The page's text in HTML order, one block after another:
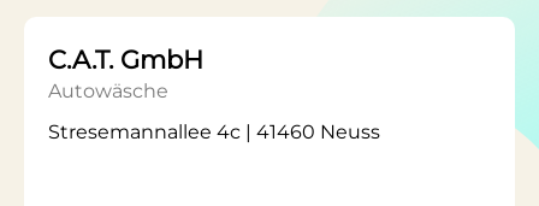
C.A.T. GmbH
Autowäsche
Stresemannallee 4c | 41460 Neuss